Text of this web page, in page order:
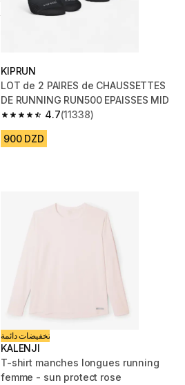
KIPRUN
LOT de 2 PAIRES de CHAUSSETTES
DE RUNNING RUN500 EPAISSES MID
4.7
4.7 out of 5 stars from 11338 reviews
(11338)
900 DZD
تخفيضات دائمة
KALENJI
T-shirt manches longues running
femme - sun protect rose